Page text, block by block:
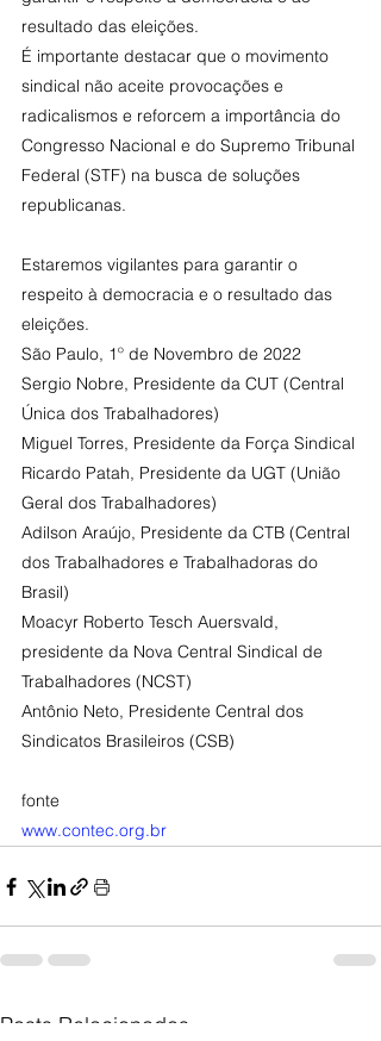
resultado das eleições.
É importante destacar que o movimento
sindical não aceite provocações e
radicalismos e reforcem a importância do
Congresso Nacional e do Supremo Tribunal
Federal (STF) na busca de soluções
republicanas.
Estaremos vigilantes para garantir o
respeito à democracia e o resultado das
eleições.
São Paulo, 1º de Novembro de 2022
Sergio Nobre, Presidente da CUT (Central
Única dos Trabalhadores)
Miguel Torres, Presidente da Força Sindical
Ricardo Patah, Presidente da UGT (União
Geral dos Trabalhadores)
Adilson Araújo, Presidente da CTB (Central
dos Trabalhadores e Trabalhadoras do
Brasil)
Moacyr Roberto Tesch Auersvald,
presidente da Nova Central Sindical de
Trabalhadores (NCST)
Antônio Neto, Presidente Central dos
Sindicatos Brasileiros (CSB)
fonte
www.contec.org.br
Posts Relacionados